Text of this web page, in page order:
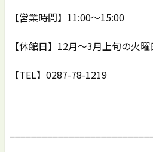
【営業時間】11:00〜15:00
【休館日】12月～3月上旬の火
【TEL】0287-78-1219